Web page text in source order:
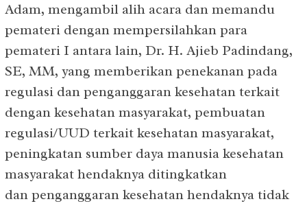
Adam, mengambil alih acara dan memandu
pemateri dengan mempersilahkan para
pemateri I antara lain, Dr. H. Ajieb Padindang,
SE, MM, yang memberikan penekanan pada
regulasi dan penganggaran kesehatan terkait
dengan kesehatan masyarakat, pembuatan
regulasi/UUD terkait kesehatan masyarakat,
peningkatan sumber daya manusia kesehatan
masyarakat hendaknya ditingkatkan
dan penganggaran kesehatan hendaknya tidak